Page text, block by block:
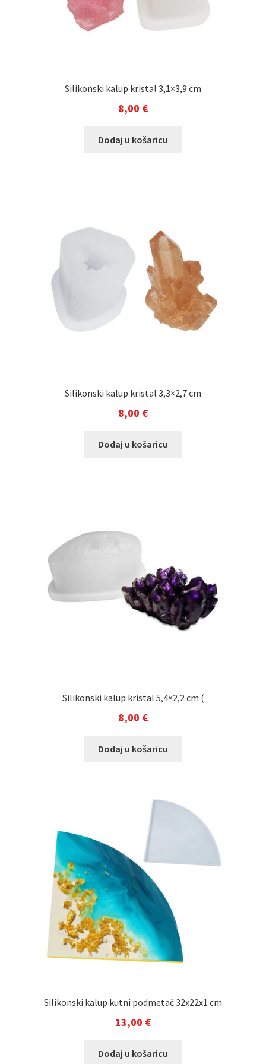
Silikonski kalup kristal 3,1×3,9 cm
8,00 €
Dodaj u košaricu
Silikonski kalup kristal 3,3×2,7 cm
8,00 €
Dodaj u košaricu
Silikonski kalup kristal 5,4×2,2 cm (
8,00 €
Dodaj u košaricu
Silikonski kalup kutni podmetač 32x22x1 cm
13,00 €
Dodaj u košaricu